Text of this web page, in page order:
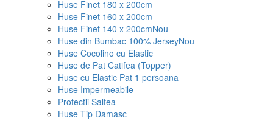
Huse Finet 180 x 200cm
Huse Finet 160 x 200cm
Huse Finet 140 x 200cmNou
Huse din Bumbac 100% JerseyNou
Huse Cocolino cu Elastic
Huse de Pat Catifea (Topper)
Huse cu Elastic Pat 1 persoana
Huse Impermeabile
Protectii Saltea
Huse Tip Damasc